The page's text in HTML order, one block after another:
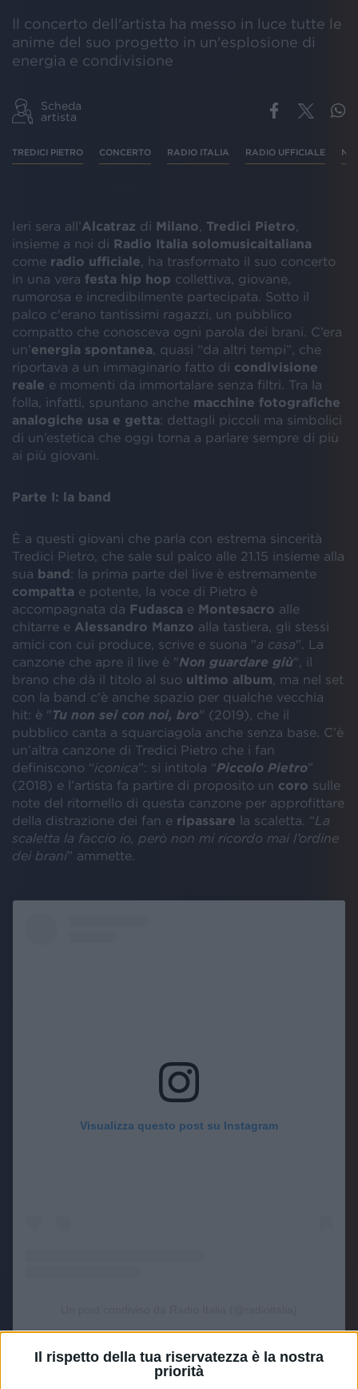
Il rispetto della tua riservatezza è la nostra
priorità
Il concerto dell'artista ha messo in luce tutte le
anime del suo progetto in un'esplosione di
energia e condivisione
Scheda
artista
TREDICI PIETRO CONCERTO RADIO ITALIA RADIO UFFICIALE
Ieri sera all’Alcatraz di Milano Tredici Pietro
insieme a noi di Radio Italia solomusicaitaliana
come radio ufficiale , ha trasformato il suo concerto
in una vera festa hip hop collettiva, giovane,
rumorosa e incredibilmente partecipata. Sotto il
palco c'erano tantissimi ragazzi, un pubblico
compatto che conosceva ogni parola dei brani. C’era
un’energia spontanea , quasi “da altri tempi”, che
riportava a un immaginario fatto di condivisione
reale e momenti da immortalare senza filtri. Tra la
folla, infatti, spuntano anche macchine fotografiche
analogiche usa e getta: dettagli piccoli ma simbolici
di un’estetica che oggi torna a parlare sempre di più
ai più giovani.
Parte I: la band
È a questi giovani che parla con estrema sincerità
Tredici Pietro, che sale sul palco alle 21.15 insieme alla
sua band: la prima parte del live è estremamente
compatta e potente, la voce di Pietro è
accompagnata da Fudasca e Montesacro alle
chitarre e Alessandro Manzo alla tastiera, gli stessi
amici con cui produce, scrive e suona "a casa". La
canzone che apre il live è "Non guardare giù", il
brano che dà il titolo al suo ultimo album , ma nel set
con la band c'è anche spazio per qualche vecchia
hit: è "Tu non sei con noi, bro" (2019), che il
pubblico canta a squarciagola anche senza base. C’è
un’altra canzone di Tredici Pietro che i fan
definiscono “iconica”: si intitola “Piccolo Pietro”
(2018) e l’artista fa partire di proposito un coro sulle
note del ritornello di questa canzone per approfittare
della distrazione dei fan e ripassare la scaletta. “La
scaletta la faccio io, però non mi ricordo mai l’ordine
dei brani” ammette.
Visualizza questo post su Instagram
Parte II: il set acustico